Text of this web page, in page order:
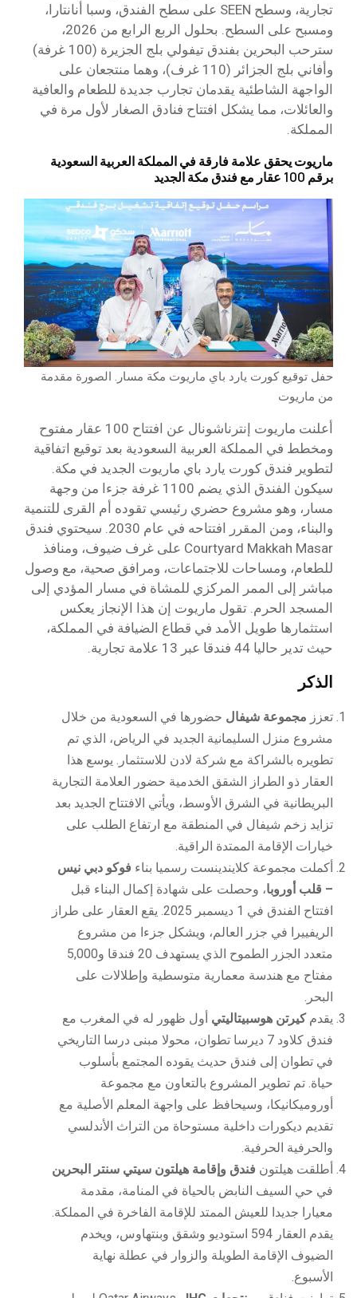
تجارية، وسطح SEEN على سطح الفندق، وسبا أنانتارا،
ومسبح على السطح. بحلول الربع الرابع من 2026،
سترحب البحرين بفندق تيفولي بلج الجزيرة (100 غرفة)
وأفاني بلج الجزائر (110 غرف)، وهما منتجعان على
الواجهة الشاطئية يقدمان تجارب جديدة للطعام والعافية
والعائلات، مما يشكل افتتاح فنادق الصغار لأول مرة في
المملكة.
ماريوت يحقق علامة فارقة في المملكة العربية السعودية
برقم 100 عقار مع فندق مكة الجديد
حفل توقيع كورت يارد باي ماريوت مكة مسار. الصورة مقدمة
من ماريوت
أعلنت ماريوت إنترناشونال عن افتتاح 100 عقار مفتوح
ومخطط في المملكة العربية السعودية بعد توقيع اتفاقية
لتطوير فندق كورت يارد باي ماريوت الجديد في مكة.
سيكون الفندق الذي يضم 1100 غرفة جزءا من وجهة
مسار، وهو مشروع حضري رئيسي تقوده أم القرى للتنمية
والبناء، ومن المقرر افتتاحه في عام 2030. سيحتوي فندق
Courtyard Makkah Masar على غرف ضيوف، ومنافذ
للطعام، ومساحات للاجتماعات، ومرافق صحية، مع وصول
مباشر إلى الممر المركزي للمشاة في مسار المؤدي إلى
المسجد الحرم. تقول ماريوت إن هذا الإنجاز يعكس
استثمارها طويل الأمد في قطاع الضيافة في المملكة،
حيث تدير حاليا 44 فندقا عبر 13 علامة تجارية.
الذكر
تعزز مجموعة شيفال حضورها في السعودية من خلال
مشروع منزل السليمانية الجديد في الرياض، الذي تم
تطويره بالشراكة مع شركة لادن للاستثمار. يوسع هذا
العقار ذو الطراز الشقق الخدمية حضور العلامة التجارية
البريطانية في الشرق الأوسط، ويأتي الافتتاح الجديد بعد
تزايد زخم شيفال في المنطقة مع ارتفاع الطلب على
خيارات الإقامة الممتدة الراقية.
أكملت مجموعة كلايندينست رسميا بناء فوكو دبي نيس
– قلب أوروبا، وحصلت على شهادة إكمال البناء قبل
افتتاح الفندق في 1 ديسمبر 2025. يقع العقار على طراز
الريفييرا في جزر العالم، ويشكل جزءا من مشروع
متعدد الجزر الطموح الذي يستهدف 20 فندقا و5,000
مفتاح مع هندسة معمارية متوسطية وإطلالات على
البحر.
يقدمكيرتن هوسبيتاليتي أول ظهور له في المغرب مع
فندق كلاود 7 ديرسا تطوان، محولا مبنى درسا التاريخي
في تطوان إلى فندق حديث يقوده المجتمع بأسلوب
حياة. تم تطوير المشروع بالتعاون مع مجموعة
أوروميكانيكا، وسيحافظ على واجهة المعلم الأصلية مع
تقديم ديكورات داخلية مستوحاة من التراث الأندلسي
والحرفية الحرفية.
أطلقت هيلتون فندق وإقامة هيلتون سيتي سنتر البحرين
في حي السيف النابض بالحياة في المنامة، مقدمة
معيارا جديدا للعيش الممتد للإقامة الفاخرة في المملكة.
يقدم العقار 594 استوديو وشقق وبنتهاوس، ويخدم
الضيوف الإقامة الطويلة والزوار في عطلة نهاية
الأسبوع.